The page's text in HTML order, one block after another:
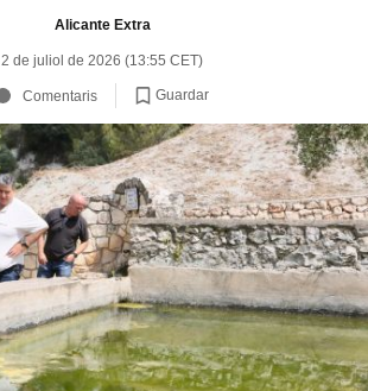
Alicante Extra
2 de juliol de 2026 (13:55 CET)
Comentaris Guardar